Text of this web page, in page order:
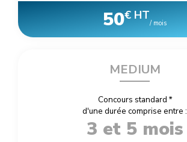
50€ HT
/ mois
MEDIUM
Concours standard *
d'une durée comprise entre :
3 et 5 mois